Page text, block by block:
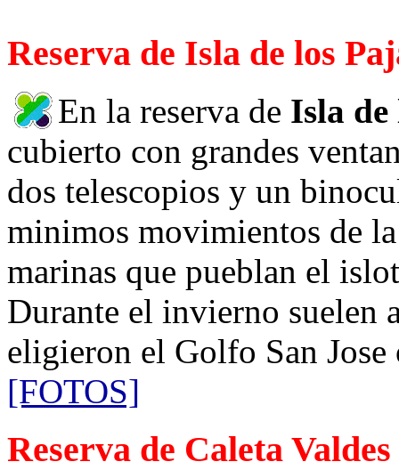
Reserva de Isla de los
En la reserva de Isla de
cubierto con grandes
dos telescopios y un
minimos movimientos de
marinas que pueblan el
Durante el invierno suelen
eligieron el Golfo San Jose
[FOTOS]
Reserva de Caleta Valdes